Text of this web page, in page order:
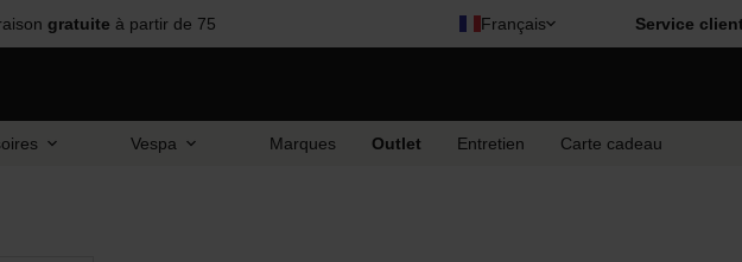
gratuite à partir de 75 Français Service
Vespa Marques Outlet Entretien Carte cadeau